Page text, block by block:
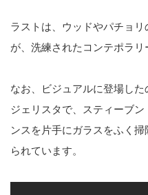
ラストは、ウッドやパチョ
が、洗練されたコンテポラリ
なお、ビジュアルに登場し
ジェリスタで、スティーブ
ンスを片手にガラスをふく
られています。